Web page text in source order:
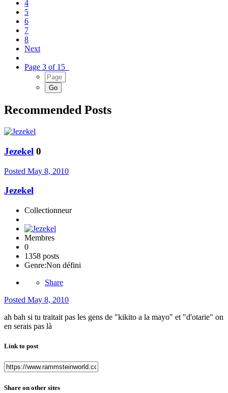
4
5
6
7
8
Next
Page 3 of 15
Recommended Posts
Jezekel 0
Posted May 8, 2010
Jezekel
Collectionneur
Membres
0
1358 posts
Genre:Non défini
Share
Posted May 8, 2010
ah bah si tu traitait pas les gens de "kikito a la mayo" et "d'otarie" on
en serais pas là
Link to post
Share on other sites